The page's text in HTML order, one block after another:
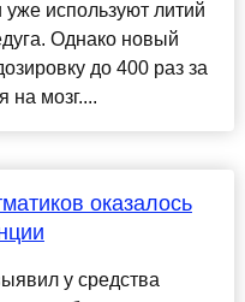
используют литий
Однако новый
до 400 раз за
на мозг....
оказалось
у средства